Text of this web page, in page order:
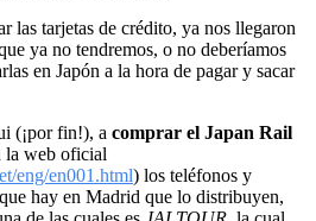
las tarjetas de crédito, ya nos llegaron
ya no tendremos, o no deberíamos
en Japón a la hora de pagar y sacar
(¡por fin!), a comprar el Japan Rail
la web oficial
eng/en001.html) los teléfonos y
hay en Madrid que lo distribuyen,